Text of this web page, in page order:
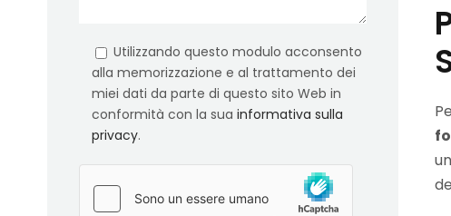
Utilizzando questo modulo acconsento
alla memorizzazione e al trattamento dei
miei dati da parte di questo sito Web in
conformità con la sua informativa sulla
privacy.